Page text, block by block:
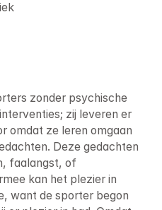
zonder psychische
zij leveren er
omdat ze leren omgaan
Deze gedachten
faalangst, of
kan het plezier in
want de sporter begon